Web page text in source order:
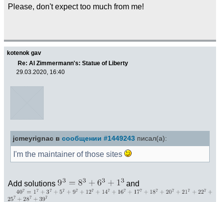
Please, don't expect too much from me!
kotenok gav
Re: Al Zimmermann's: Statue of Liberty
29.03.2020, 16:40
jcmeyrignac в сообщении #1449243 писал(а):
I'm the maintainer of those sites
Add solutions and